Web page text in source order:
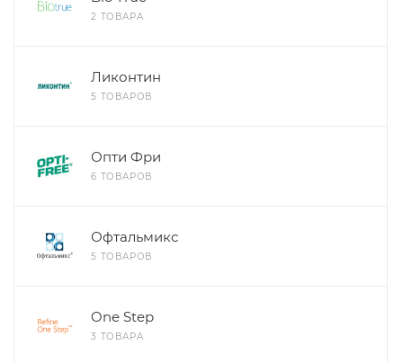
2 ТОВАРА
Ликонтин
5 ТОВАРОВ
Опти Фри
6 ТОВАРОВ
Офтальмикс
5 ТОВАРОВ
One Step
3 ТОВАРА